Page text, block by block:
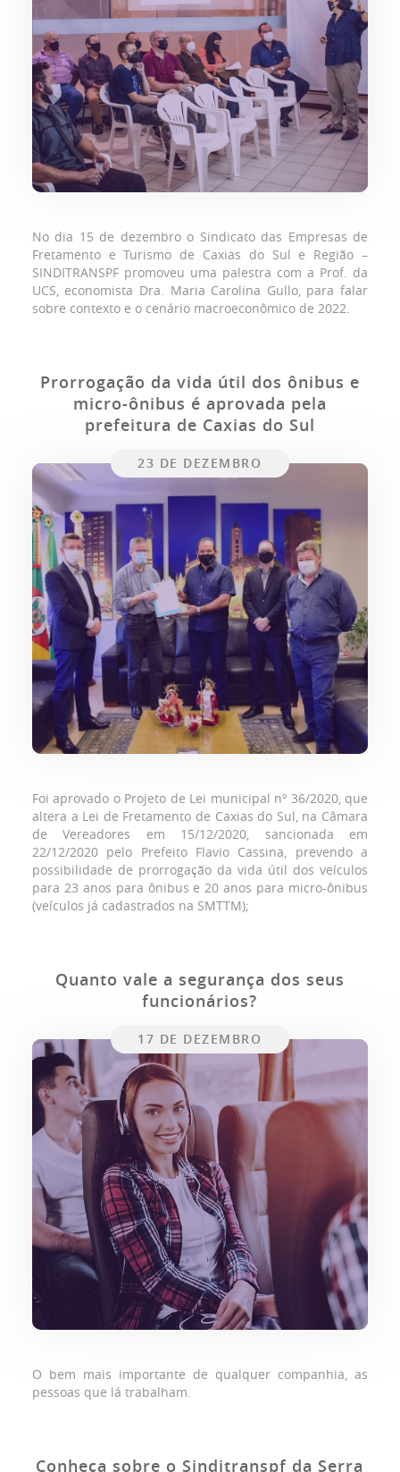
No dia 15 de dezembro o Sindicato das Empresas de
Fretamento e Turismo de Caxias do Sul e Região –
SINDITRANSPF promoveu uma palestra com a Prof. da
UCS, economista Dra. Maria Carolina Gullo, para falar
sobre contexto e o cenário macroeconômico de 2022.
Prorrogação da vida útil dos ônibus e
micro-ônibus é aprovada pela
prefeitura de Caxias do Sul
23 DE DEZEMBRO
Foi aprovado o Projeto de Lei municipal nº 36/2020, que
altera a Lei de Fretamento de Caxias do Sul, na Câmara
de Vereadores em 15/12/2020, sancionada em
22/12/2020 pelo Prefeito Flavio Cassina, prevendo a
possibilidade de prorrogação da vida útil dos veículos
para 23 anos para ônibus e 20 anos para micro-ônibus
(veículos já cadastrados na SMTTM);
Quanto vale a segurança dos seus
funcionários?
17 DE DEZEMBRO
O bem mais importante de qualquer companhia, as
pessoas que lá trabalham.
Conheça sobre o Sinditranspf da Serra